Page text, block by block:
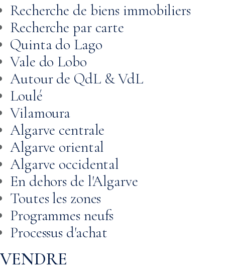
Recherche de biens immobiliers
Recherche par carte
Quinta do Lago
Vale do Lobo
Autour de QdL & VdL
Loulé
Vilamoura
Algarve centrale
Algarve oriental
Algarve occidental
En dehors de l'Algarve
Toutes les zones
Programmes neufs
Processus d'achat
VENDRE